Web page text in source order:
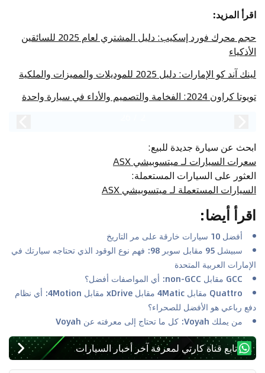
اقرأ المزيد:
حجم محرك فورد إسكيب: دليل المشتري لعام 2025 للسائقين
الأذكياء
لينك آند كو الإمارات: دليل 2025 للموديلات والمميزات والملكية
تويوتا كراون 2024: الفخامة والتصميم والأداء في سيارة واحدة
ابحث عن سيارة جديدة للبيع:
سعرات السيارات لـ ميتسوبيشي ASX
العثور على السيارات المستعملة:
السيارات المستعملة لـ ميتسوبيشي ASX
اقرأ أيضا:
أفضل 10 سيارات خارقة على مر التاريخ
سبيشل 95 مقابل سوبر 98: فهم نوع الوقود الذي تحتاجه سيارتك في
الإمارات العربية المتحدة
GCC مقابل non-GCC: أي المواصفات أفضل؟
Quattro مقابل 4Matic مقابل xDrive مقابل 4Motion: أي نظام
دفع رباعي هو الأفضل للصحراء؟
من يملك Voyah: كل ما تحتاج إلى معرفته عن Voyah
تابع قناة كارتي لمعرفة آخر أخبار السيارات